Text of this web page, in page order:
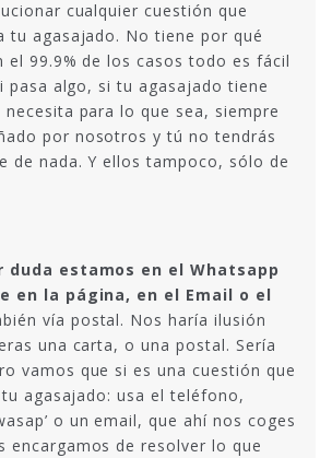
cualquier cuestión que
tu agasajado. No tiene por qué
el 99.9% de los casos todo es fácil
pasa algo, si tu agasajado tiene
para lo que sea, siempre
por nosotros y tú no tendrás
de nada. Y ellos tampoco, sólo de
duda estamos en el Whatsapp
en la página, en el Email o el
vía postal. Nos haría ilusión
una carta, o una postal. Sería
vamos que si es una cuestión que
agasajado: usa el teléfono,
o un email, que ahí nos coges
encargamos de resolver lo que